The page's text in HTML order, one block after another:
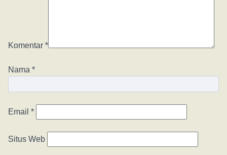
Komentar *
Nama *
Email *
Situs Web